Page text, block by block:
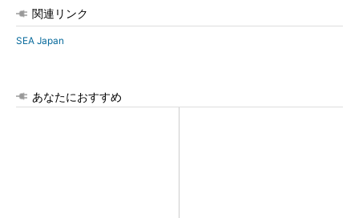
関連リンク
SEA Japan
あなたにおすすめ